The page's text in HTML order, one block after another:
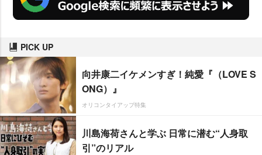
PICK UP
向井康二イケメンすぎ！純愛『（LOVE S
ONG）』
オリコンタイアップ特集
川島海荷さんと学ぶ 日常に潜む“人身取
引”のリアル